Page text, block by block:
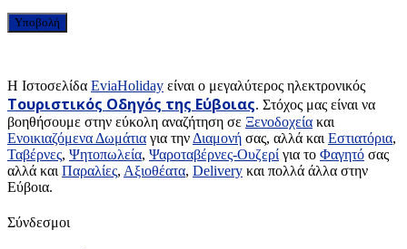
H Ιστοσελίδα EviaHoliday είναι ο μεγαλύτερος ηλεκτρονικός
Τουριστικός Οδηγός της Εύβοιας. Στόχος μας είναι να
βοηθήσουμε στην εύκολη αναζήτηση σε Ξενοδοχεία και
Ενοικιαζόμενα Δωμάτια για την Διαμονή σας, αλλά και Εστιατόρια,
Ταβέρνες, Ψητοπωλεία, Ψαροταβέρνες-Ουζερί για το Φαγητό σας
αλλά και Παραλίες, Αξιοθέατα, Delivery και πολλά άλλα στην
Εύβοια.
Σύνδεσμοι